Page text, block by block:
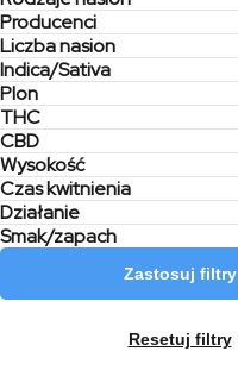
Producenci
Liczba nasion
Indica/Sativa
Plon
THC
CBD
Wysokość
Czas kwitnienia
Działanie
Smak/zapach
Zastosuj filtry
Resetuj filtry